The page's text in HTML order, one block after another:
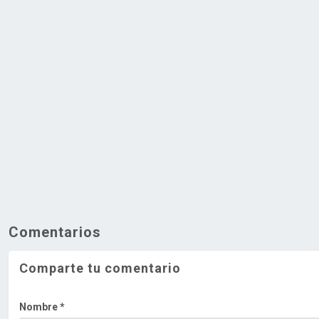
Comentarios
Comparte tu comentario
Nombre *